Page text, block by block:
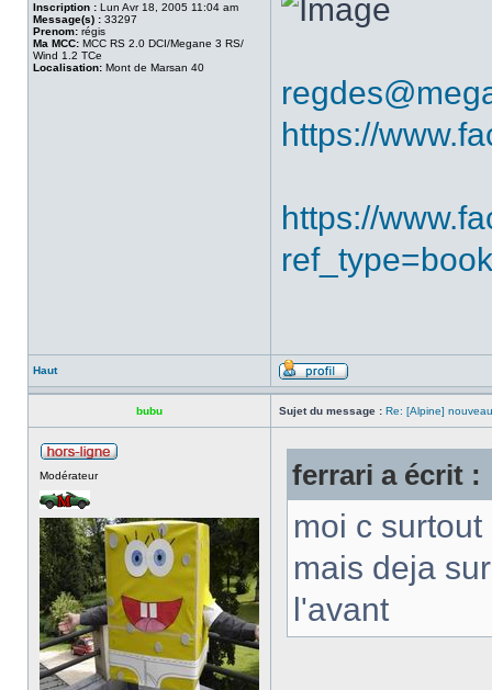
Inscription : Lun Avr 18, 2005 11:04 am
Message(s) : 33297
Prenom: régis
Ma MCC: MCC RS 2.0 DCI/Megane 3 RS/
Wind 1.2 TCe
Localisation: Mont de Marsan 40
https://
https://
Haut
bubu Sujet du message : Re: [Alpine]
Modérateur ferrari a écrit :
moi c
mais deja
l'avant